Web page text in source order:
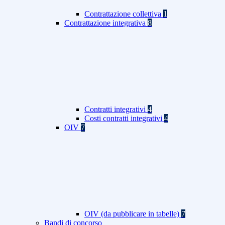
Contrattazione collettiva 1
Contrattazione integrativa 8
Contratti integrativi 4
Costi contratti integrativi 4
OIV 7
OIV (da pubblicare in tabelle) 7
Bandi di concorso